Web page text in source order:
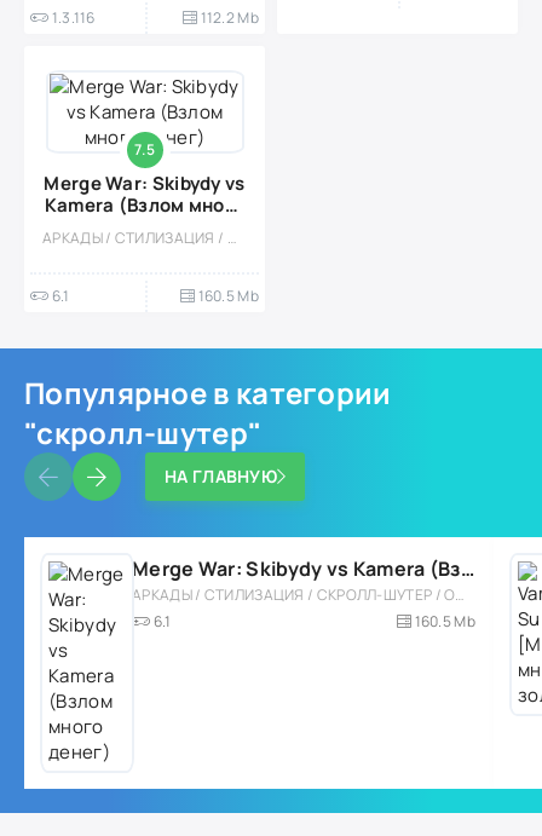
1.3.116 112.2 Mb
7.5
Merge War: Skibydy vs
Kamera (Взлом много
денег)
АРКАДЫ / СТИЛИЗАЦИЯ / СКРОЛЛ-ШУТЕР / ОДНОПОЛЬЗОВАТЕЛЬСКИЕ / ВЕСЁЛАЯ / ЭКШЕНЫ / СТРАТЕГИИ
6.1 160.5 Mb
Популярное в категории
"скролл-шутер"
НА ГЛАВНУЮ
Merge War: Skibydy vs Kamera (Взлом много денег)
АРКАДЫ / СТИЛИЗАЦИЯ / СКРОЛЛ-ШУТЕР / ОДНОПОЛЬЗОВАТЕЛЬСКИЕ / ВЕСЁЛАЯ / ЭКШЕНЫ / СТРАТЕГИИ
6.1
160.5 Mb